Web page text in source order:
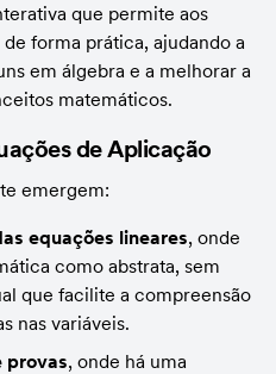
que permite aos
forma prática, ajudando a
em álgebra e a melhorar a
matemáticos.
de Aplicação
emergem:
equações lineares, onde
como abstrata, sem
que facilite a compreensão
nas variáveis.
provas, onde há uma